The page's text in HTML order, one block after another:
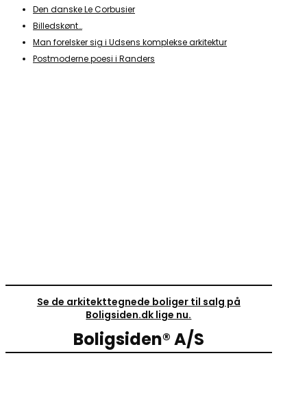
Den danske Le Corbusier
Billedskønt…
Man forelsker sig i Udsens komplekse arkitektur
Postmoderne poesi i Randers
Se de arkitekttegnede boliger til salg på
Boligsiden.dk lige nu.
Boligsiden® A/S